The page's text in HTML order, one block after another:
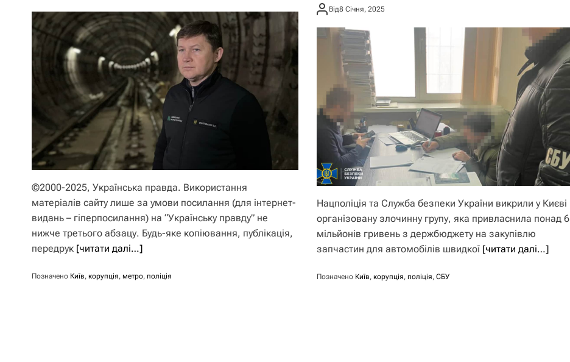
©2000-2025, Українська правда. Використання
матеріалів сайту лише за умови посилання (для інтернет-
видань – гіперпосилання) на “Українську правду” не
нижче третього абзацу. Будь-яке копіювання, публікація,
передрук [читати далі…]
Позначено Київ, корупція, метро, поліція
Від8 Січня, 2025
Нацполіція та Служба безпеки України викрили у Києві
організовану злочинну групу, яка привласнила понад 6
мільйонів гривень з держбюджету на закупівлю
запчастин для автомобілів швидкої [читати далі…]
Позначено Київ,корупція,поліція,СБУ